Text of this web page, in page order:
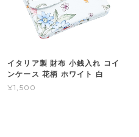
イタリア製 財布 小銭入れ コイ
ンケース 花柄 ホワイト 白
¥1,500